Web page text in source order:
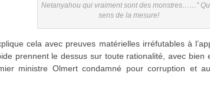
Netanyahou qui vraiment sont des monstres……”
sens de la mesure!
cela avec preuves matérielles irréfutables à
prennent le dessus sur toute rationalité, avec bien
ministre Olmert condamné pour corruption et